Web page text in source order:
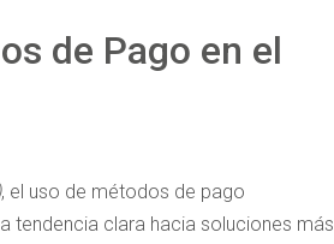
de Pago en el
, el uso de métodos de pago
tendencia clara hacia soluciones más